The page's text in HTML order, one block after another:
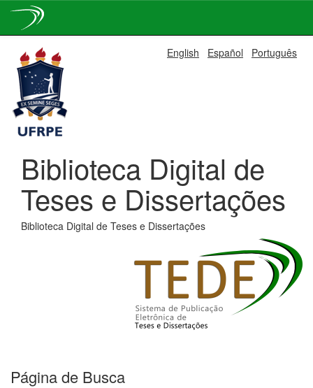
navigation
English Español Português
Biblioteca Digital de
Teses e Dissertações
Biblioteca Digital de Teses e Dissertações
Página de Busca